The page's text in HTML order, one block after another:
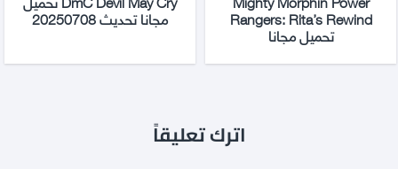
Rangers: Rita’s Rewind
تحميل مجانا
مجانا تحديث 20250708
اترك تعليقاً